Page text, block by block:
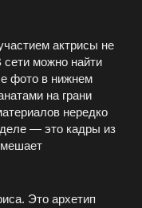
актрисы не
сети можно найти
фото в нижнем
на грани
нередко
— это кадры из
мешает
Это архетип